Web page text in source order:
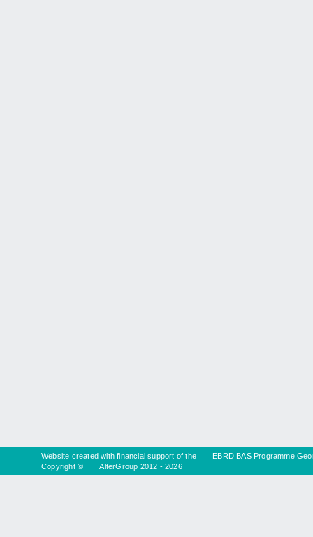
Website created with financial support of the
EBRD BAS Programme
Copyright ©
AlterGroup 2012 - 2026